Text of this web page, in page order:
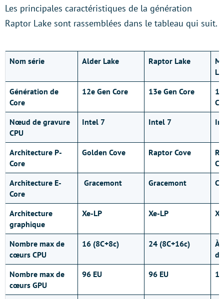
Les principales caractéristiques de la génération
Raptor Lake sont rassemblées dans le tableau qui suit.
Nom série Alder Lake Raptor Lake
Génération de
Core
12e Gen Core 13e Gen Core
Nœud de gravure
CPU
Intel 7 Intel 7
Architecture P-
Core
Golden Cove Raptor Cove
Architecture E-
Core
Gracemont Gracemont
Architecture
graphique
Xe-LP Xe-LP
Nombre max de
cœurs CPU
16 (8C+8c) 24 (8C+16c)
À
Nombre max de
cœurs GPU
96 EU 96 EU